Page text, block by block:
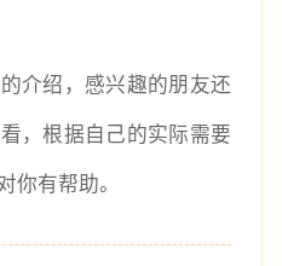
介绍，感兴趣的朋友还
，根据自己的实际需要
你有帮助。